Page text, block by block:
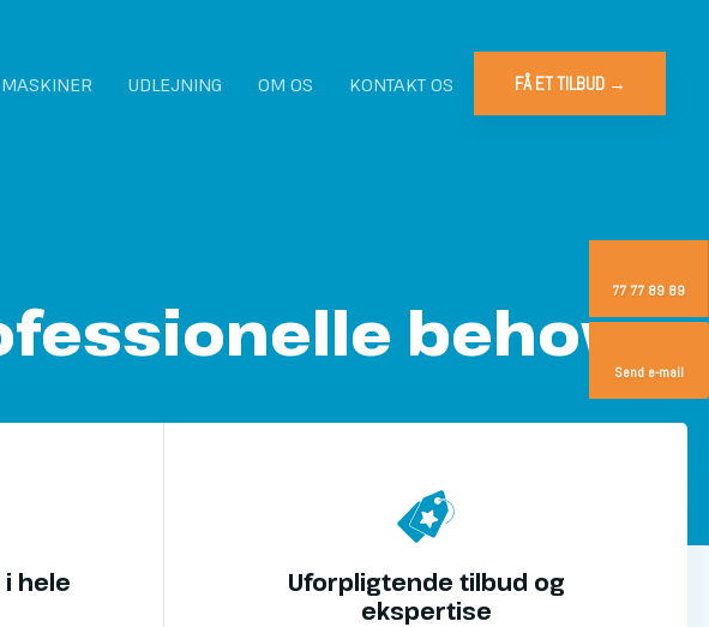
77 77 89 89
Send e-mail
MASKINER UDLEJNING OM OS KONTAKT OS FÅ ET TILBUD →​
behov
hele
Uforpligtende tilbud og
ekspertise